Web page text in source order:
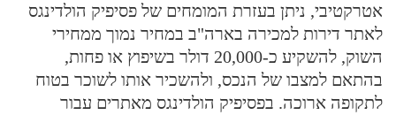
אטרקטיבי, ניתן בעזרת המומחים של פסיפיק הולדינגס
לאתר דירות למכירה בארה"ב במחיר נמוך ממחירי
השוק, להשקיע כ-20,000 דולר בשיפוץ או פחות,
בהתאם למצבו של הנכס, ולהשכיר אותו לשוכר בטוח
לתקופה ארוכה. בפסיפיק הולדינגס מאתרים עבור